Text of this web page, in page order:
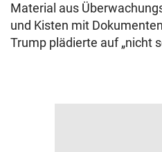
Material aus
und Kisten mit
Trump plädierte auf „nicht